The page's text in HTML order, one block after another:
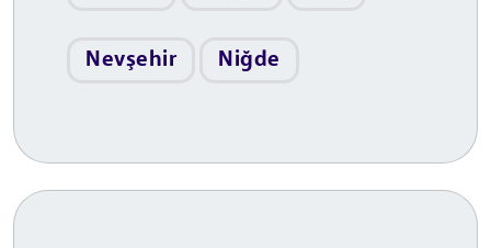
Nevşehir Niğde